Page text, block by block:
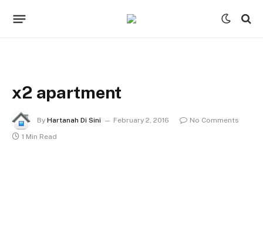
x2 apartment
By Hartanah Di Sini February 2, 2016
No Comments
1 Min Read